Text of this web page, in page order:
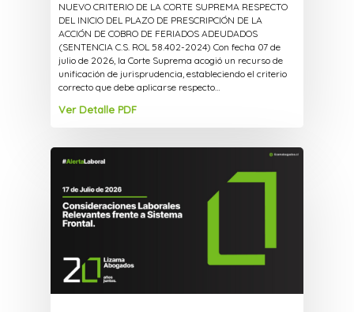
NUEVO CRITERIO DE LA CORTE SUPREMA RESPECTO
DEL INICIO DEL PLAZO DE PRESCRIPCIÓN DE LA
ACCIÓN DE COBRO DE FERIADOS ADEUDADOS
(SENTENCIA C.S. ROL 58.402-2024) Con fecha 07 de
julio de 2026, la Corte Suprema acogió un recurso de
unificación de jurisprudencia, estableciendo el criterio
correcto que debe aplicarse respecto…
Ver Detalle PDF